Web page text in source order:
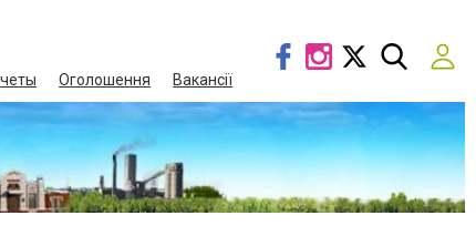
Оголошення Вакансії